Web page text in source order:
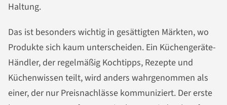
Haltung.
Das ist besonders wichtig in gesättigten Märkten, wo
Produkte sich kaum unterscheiden. Ein Küchengeräte-
Händler, der regelmäßig Kochtipps, Rezepte und
Küchenwissen teilt, wird anders wahrgenommen als
einer, der nur Preisnachlässe kommuniziert. Der erste